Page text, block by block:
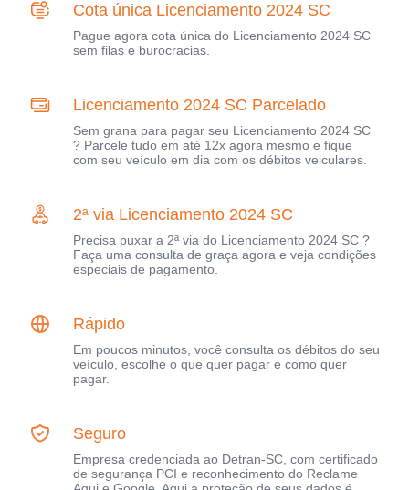
Cota única Licenciamento 2024 SC
Pague agora cota única do Licenciamento 2024 SC
sem filas e burocracias.
Licenciamento 2024 SC Parcelado
Sem grana para pagar seu Licenciamento 2024 SC
? Parcele tudo em até 12x agora mesmo e fique
com seu veículo em dia com os débitos veiculares.
2ª via Licenciamento 2024 SC
Precisa puxar a 2ª via do Licenciamento 2024 SC ?
Faça uma consulta de graça agora e veja condições
especiais de pagamento.
Rápido
Em poucos minutos, você consulta os débitos do seu
veículo, escolhe o que quer pagar e como quer
pagar.
Seguro
Empresa credenciada ao Detran-SC, com certificado
de segurança PCI e reconhecimento do Reclame